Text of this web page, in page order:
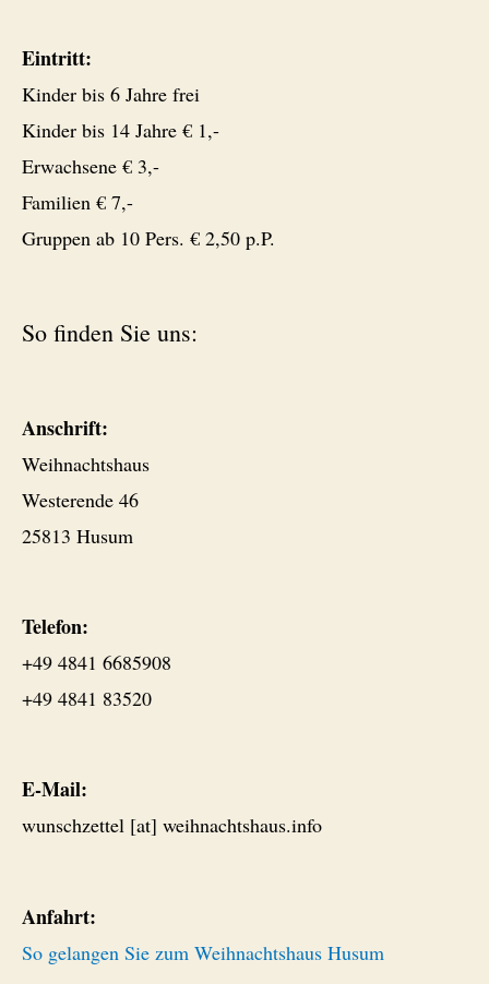
Eintritt:
Kinder bis 6 Jahre frei
Kinder bis 14 Jahre € 1,-
Erwachsene € 3,-
Familien € 7,-
Gruppen ab 10 Pers. € 2,50 p.P.
So finden Sie uns:
Anschrift:
Weihnachtshaus
Westerende 46
25813 Husum
Telefon:
+49 4841 6685908
+49 4841 83520
E-Mail:
wunschzettel [at] weihnachtshaus.info
Anfahrt:
So gelangen Sie zum Weihnachtshaus Husum